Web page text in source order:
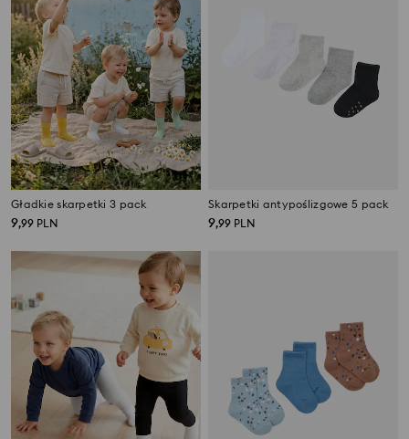
Gładkie skarpetki 3 pack
9,99 PLN
Skarpetki antypoślizgowe 5 pack
9,99 PLN